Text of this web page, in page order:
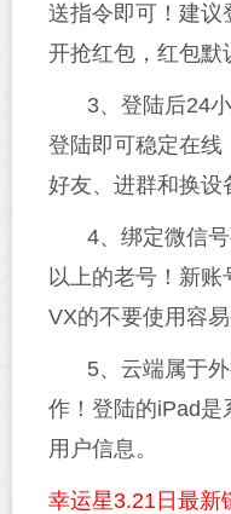
送指令即可！建议
开抢红包，红包默
3、登陆后24
登陆即可稳定在线
好友、进群和换设
4、绑定微信
以上的老号！新账
VX的不要使用容易
5、云端属于
作！登陆的iPad是
用户信息。
幸运星3.21日最新